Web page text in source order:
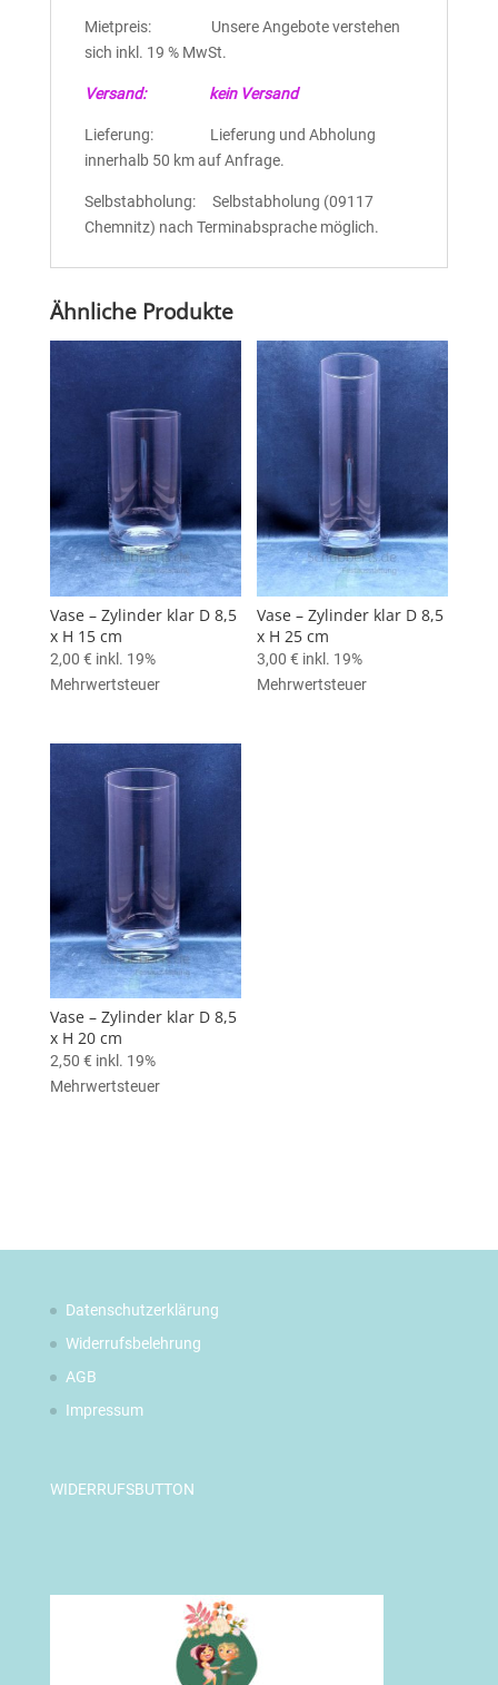
Mietpreis: Unsere Angebote verstehen
sich inkl. 19 % MwSt.
Versand: kein Versand
Lieferung: Lieferung und Abholung
innerhalb 50 km auf Anfrage.
Selbstabholung: Selbstabholung (09117
Chemnitz) nach Terminabsprache möglich.
Ähnliche Produkte
Vase – Zylinder klar D 8,5
x H 15 cm
2,00 € inkl. 19%
Mehrwertsteuer
Vase – Zylinder klar D 8,5
x H 25 cm
3,00€ inkl. 19%
Mehrwertsteuer
Vase – Zylinder klar D 8,5
x H 20 cm
2,50 € inkl. 19%
Mehrwertsteuer
Datenschutzerklärung
Widerrufsbelehrung
AGB
Impressum
WIDERRUFSBUTTON